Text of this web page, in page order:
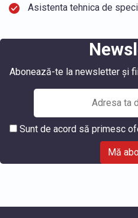
Asistenta tehnica de
Abonează-te la newsletter și
Sunt de acord să primesc
Mă